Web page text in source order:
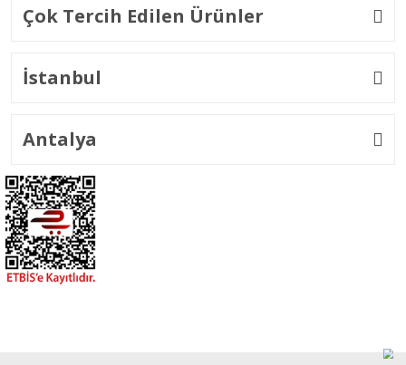
Çok Tercih Edilen Ürünler
İstanbul
Antalya